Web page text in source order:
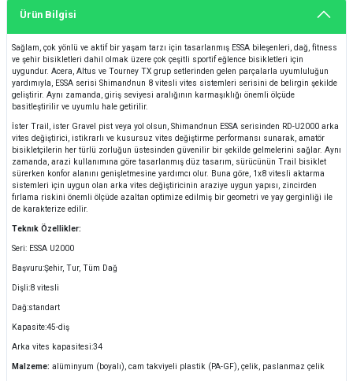
Ürün Bilgisi
Sağlam, çok yönlü ve aktif bir yaşam tarzı için tasarlanmış ESSA bileşenleri, dağ, fitness
ve şehir bisikletleri dahil olmak üzere çok çeşitli sportif eğlence bisikletleri için
uygundur. Acera, Altus ve Tourney TX grup setlerinden gelen parçalarla uyumluluğun
yardımıyla, ESSA serisi Shimano'nun 8 vitesli vites sistemleri serisini de belirgin şekilde
geliştirir. Aynı zamanda, giriş seviyesi aralığının karmaşıklığı önemli ölçüde
basitleştirilir ve uyumlu hale getirilir.
İster Trail, ister Gravel pist veya yol olsun, Shimano'nun ESSA serisinden RD-U2000 arka
vites değiştirici, istikrarlı ve kusursuz vites değiştirme performansı sunarak, amatör
bisikletçilerin her türlü zorluğun üstesinden güvenilir bir şekilde gelmelerini sağlar. Aynı
zamanda, arazi kullanımına göre tasarlanmış düz tasarım, sürücünün Trail bisiklet
sürerken konfor alanını genişletmesine yardımcı olur. Buna göre, 1x8 vitesli aktarma
sistemleri için uygun olan arka vites değiştiricinin araziye uygun yapısı, zincirden
fırlama riskini önemli ölçüde azaltan optimize edilmiş bir geometri ve yay gerginliği ile
de karakterize edilir.
Teknık Özellikler:
Seri: ESSA U2000
Başvuru:Şehir, Tur, Tüm Dağ
Dişli:8 vitesli
Dağ:standart
Kapasite:45-diş
Arka vites kapasitesi:34
Malzeme: alüminyum (boyalı), cam takviyeli plastik (PA-GF), çelik, paslanmaz çelik